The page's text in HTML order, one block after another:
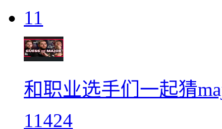
11
和职业选手们一起猜
11424